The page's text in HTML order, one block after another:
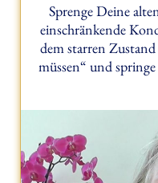
Sprenge Deine
einschränkende
dem starren
müssen“ und